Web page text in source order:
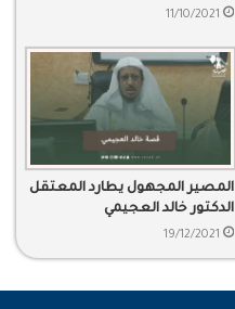
وأهمية شيوع الشعر في البلد
11/10/2021
المصير المجهول يطارد المعتقل
الدكتور خالد العجيمي
19/12/2021